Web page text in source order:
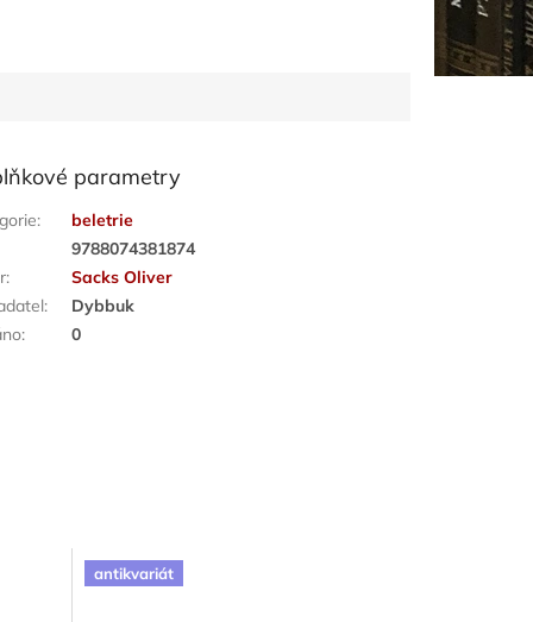
parametry
:
beletrie
9788074381874
:
Sacks Oliver
:
Dybbuk
: 0
antikvariát